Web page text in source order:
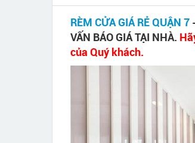
RÈM CỬA GIÁ RẺ QUẬN 7
VẤN BÁO GIÁ TẠI NHÀ.
của Quý khách.